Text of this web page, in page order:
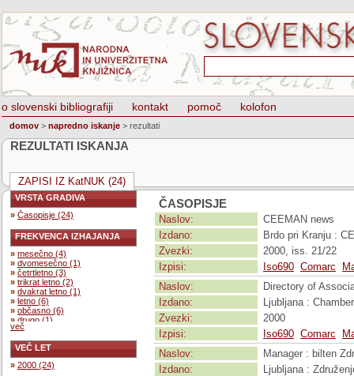
o slovenski bibliografiji kontakt pomoč kolofon
domov > napredno iskanje > rezultati
REZULTATI ISKANJA
ZAPISI IZ KatNUK (24)
VRSTA GRADIVA
» Časopisje (24)
FREKVENCA IZHAJANJA
» mesečno (4)
» dvomesečno (1)
» četrtletno (3)
» trikrat letno (2)
» dvakrat letno (1)
» letno (6)
» občasno (6)
» drugo (1)
več
VEČ LET
» 2000 (24)
ČASOPISJE
Naslov:
CEEMAN news
Izdano:
Brdo pri Kranju :
Zvezki:
2000, iss. 21/22
Izpisi:
Iso690 Comarc
Naslov:
Directory of
Izdano:
Ljubljana :
Zvezki:
2000
Izpisi:
Iso690 Comarc
Naslov:
Manager : bilten
Izdano:
Ljubljana :